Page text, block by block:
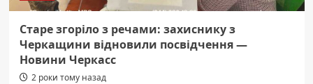
Старе згоріло з речами: захиснику з
Черкащини відновили посвідчення —
Новини Черкасс
2 роки тому назад